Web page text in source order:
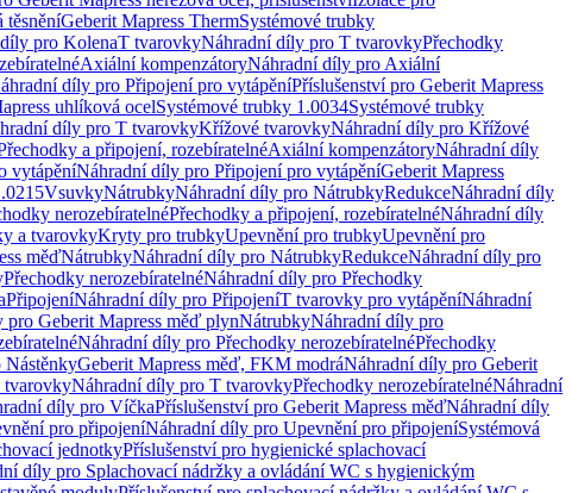
těsněníGeberit Mapress ThermSystémové trubky
pro KolenaT tvarovkyNáhradní díly pro T tvarovkyPřechodky
Axiální kompenzátoryNáhradní díly pro Axiální
díly pro Připojení pro vytápěníPříslušenství pro Geberit Mapress
uhlíková ocelSystémové trubky 1.0034Systémové trubky
díly pro T tvarovkyKřížové tvarovkyNáhradní díly pro Křížové
a připojení, rozebíratelnéAxiální kompenzátoryNáhradní díly
vytápěníNáhradní díly pro Připojení pro vytápěníGeberit Mapress
VsuvkyNátrubkyNáhradní díly pro NátrubkyRedukceNáhradní díly
nerozebíratelnéPřechodky a připojení, rozebíratelnéNáhradní díly
a tvarovkyKryty pro trubkyUpevnění pro trubkyUpevnění pro
měďNátrubkyNáhradní díly pro NátrubkyRedukceNáhradní díly pro
Přechodky nerozebíratelnéNáhradní díly pro Přechodky
PřipojeníNáhradní díly pro PřipojeníT tvarovky pro vytápěníNáhradní
pro Geberit Mapress měď plynNátrubkyNáhradní díly pro
Náhradní díly pro Přechodky nerozebíratelnéPřechodky
Geberit Mapress měď, FKM modráNáhradní díly pro Geberit
tvarovkyNáhradní díly pro T tvarovkyPřechodky nerozebíratelnéNáhradní
díly pro VíčkaPříslušenství pro Geberit Mapress měďNáhradní díly
pro připojeníNáhradní díly pro Upevnění pro připojeníSystémová
jednotkyPříslušenství pro hygienické splachovací
díly pro Splachovací nádržky a ovládání WC s hygienickým